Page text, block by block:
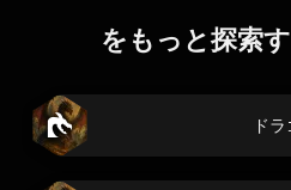
をもっと探索
ド